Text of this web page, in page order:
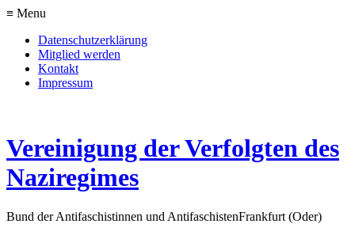
≡ Menu
Datenschutzerklärung
Mitglied werden
Kontakt
Impressum
Vereinigung der Verfolgten des
Naziregimes
Bund der Antifaschistinnen und AntifaschistenFrankfurt (Oder)